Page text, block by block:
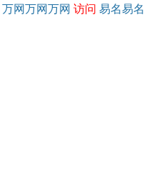
万网万网万网 访问 易名易名